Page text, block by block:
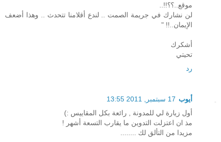
موقع..؟؟!!..
لن نشارك في جريمة الصمت .. لندع أقلامنا تتحدث .. وهذا أضعف
الإيمان..!! "
أشكرك
تحيتي
رد
أيوب 17 سبتمبر, 2011 13:55
أول زيارة لي للمدونة , رائعة بكل المقاييس :)
مذ ان اعتزلت التدوين ما يقارب التسعة أشهر !
مزيدا من التألق لك ........